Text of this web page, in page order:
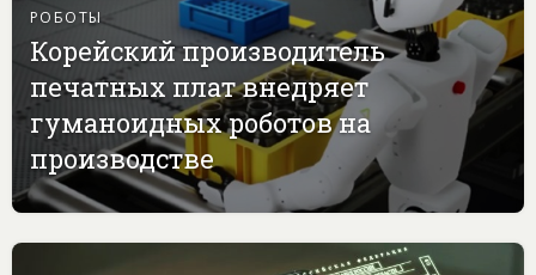
РОБОТЫ
Корейский производитель
печатных плат внедряет
гуманоидных роботов на
производстве